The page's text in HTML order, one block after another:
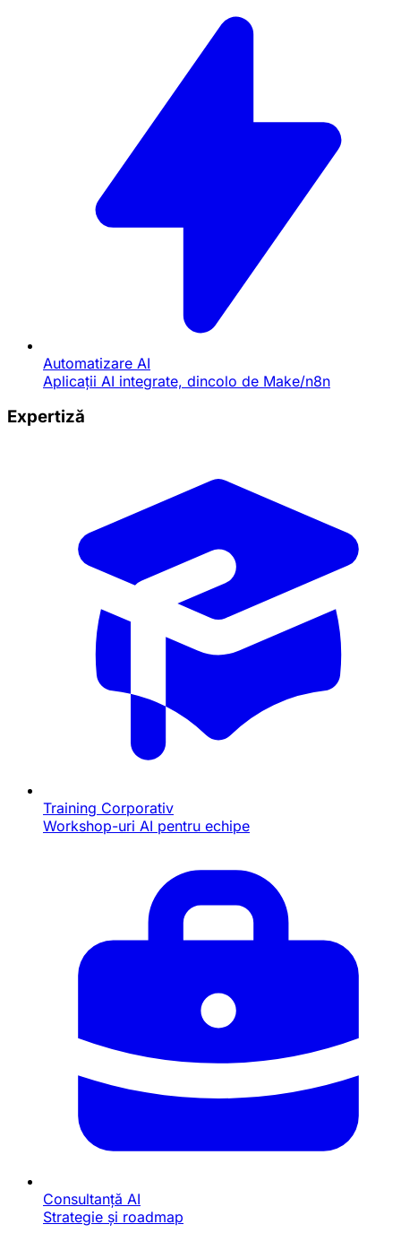
Automatizare AI
Aplicații AI integrate, dincolo de Make/n8n
Expertiză
Training Corporativ
Workshop-uri AI pentru echipe
Consultanță AI
Strategie și roadmap